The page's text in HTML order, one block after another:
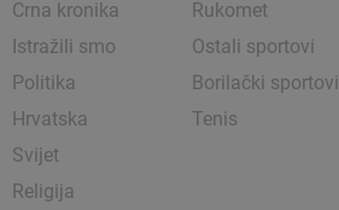
Crna kronika
Istražili smo
Politika
Hrvatska
Svijet
Religija
Rukomet
Ostali sportovi
Borilački sportovi
Tenis